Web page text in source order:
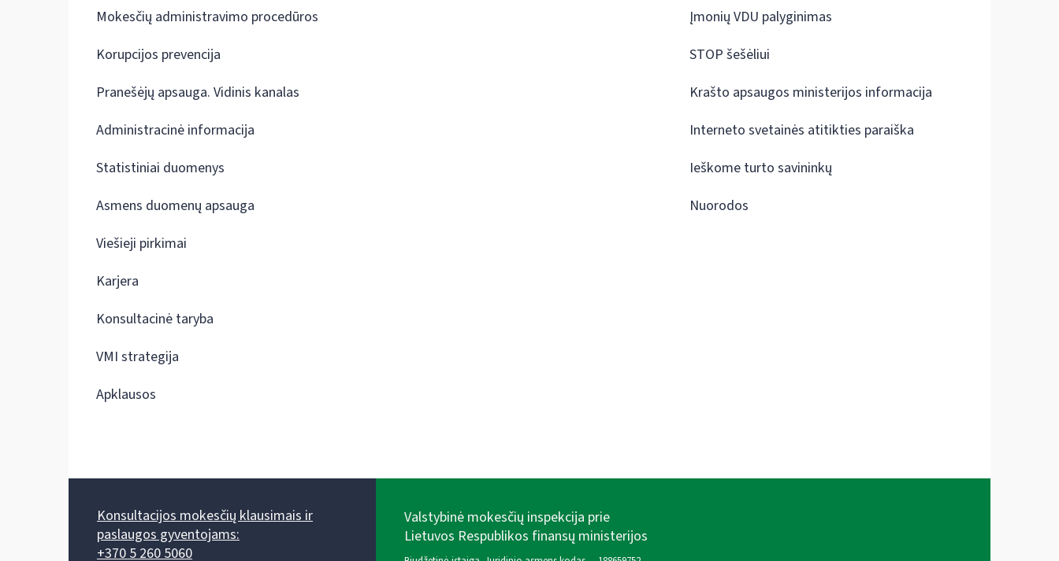
Mokesčių administravimo procedūros
Korupcijos prevencija
Pranešėjų apsauga. Vidinis kanalas
Administracinė informacija
Statistiniai duomenys
Asmens duomenų apsauga
Viešieji pirkimai
Karjera
Konsultacinė taryba
VMI strategija
Apklausos
Įmonių VDU palyginimas
STOP šešėliui
Krašto apsaugos ministerijos informacija
Interneto svetainės atitikties paraiška
Ieškome turto savininkų
Nuorodos
Konsultacijos mokesčių klausimais ir
paslaugos gyventojams:
+370 5 260 5060
Valstybinė mokesčių inspekcija prie
Lietuvos Respublikos finansų ministerijos